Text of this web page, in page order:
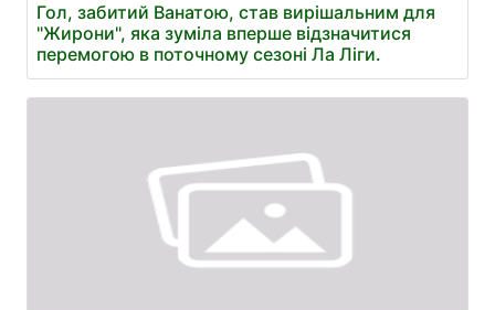
Гол, забитий Ванатою, став вирішальним для
"Жирони", яка зуміла вперше відзначитися
перемогою в поточному сезоні Ла Ліги.